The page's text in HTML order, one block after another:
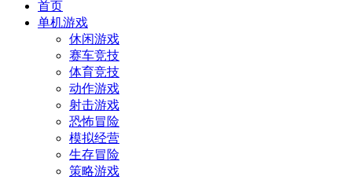
首页
单机游戏
休闲游戏
赛车竞技
体育竞技
动作游戏
射击游戏
恐怖冒险
模拟经营
生存冒险
策略游戏